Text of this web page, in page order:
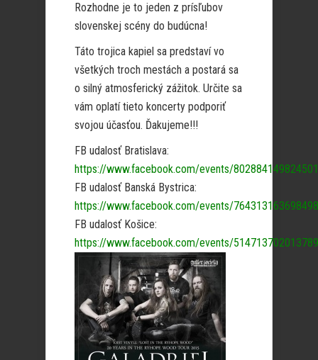
Rozhodne je to jeden z prísľubov
slovenskej scény do budúcna!
Táto trojica kapiel sa predstaví vo
všetkých troch mestách a postará sa
o silný atmosferický zážitok. Určite sa
vám oplatí tieto koncerty podporiť
svojou účasťou. Ďakujeme!!!
FB udalosť Bratislava:
https://www.facebook.com/events/
FB udalosť Banská Bystrica:
https://www.facebook.com/events/
FB udalosť Košice:
https://www.facebook.com/events/